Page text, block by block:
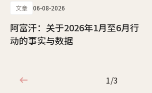
文章 06-08-2026
阿富汗：关于2026年1月至6月行
动的事实与数据
1/3
1/3